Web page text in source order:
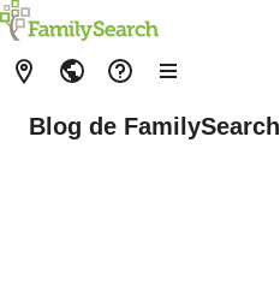
Blog de FamilySearch